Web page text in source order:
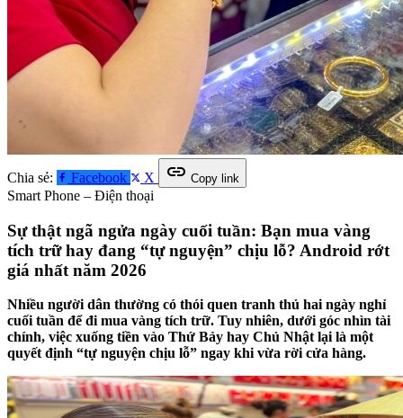
Chia sẻ: Facebook X link Copy link
Smart Phone – Điện thoại
Sự thật ngã ngửa ngày cuối tuần: Bạn mua vàng
tích trữ hay đang “tự nguyện” chịu lỗ? Android rớt
giá nhất năm 2026
Nhiều người dân thường có thói quen tranh thủ hai ngày nghỉ
cuối tuần để đi mua vàng tích trữ. Tuy nhiên, dưới góc nhìn tài
chính, việc xuống tiền vào Thứ Bảy hay Chủ Nhật lại là một
quyết định “tự nguyện chịu lỗ” ngay khi vừa rời cửa hàng.